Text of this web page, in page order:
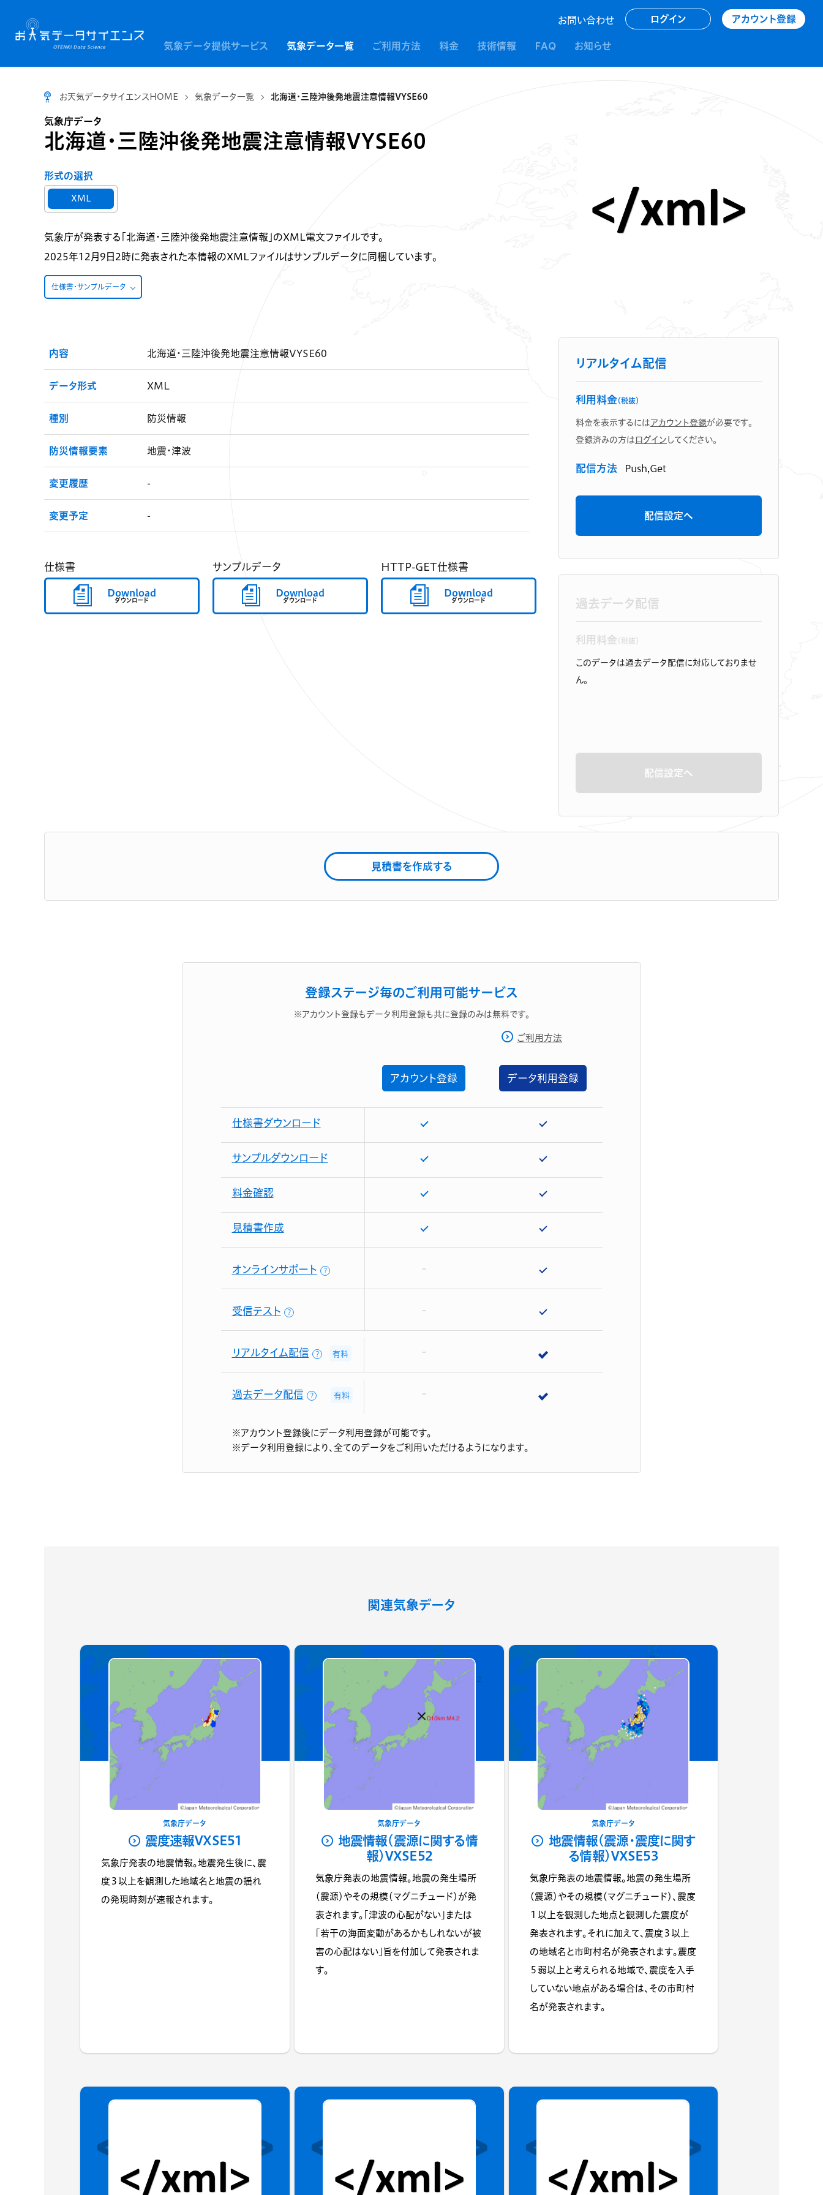
お問い合わせ ログイン アカウント登録
気象データ提供サービス 気象データ一覧 ご利用方法 料金 技術情報 FAQ お知らせ
お天気データサイエンスHOME 気象データ一覧 北海道・三陸沖後発地震注意情報VYSE60
気象庁データ
北海道・三陸沖後発地震注意情報VYSE60
形式の選択
XML
気象庁が発表する「北海道・三陸沖後発地震注意情報」のXML電文ファイルです。
2025年12月9日2時に発表された本情報のXMLファイルはサンプルデータに同梱しています。
仕様書・サンプルデータ
内容 北海道・三陸沖後発地震注意情報VYSE60
データ形式 XML
種別 防災情報
防災情報要素 地震・津波
変更履歴 -
変更予定 -
仕様書
Download
ダウンロード
サンプルデータ
Download
ダウンロード
HTTP-GET仕様書
Download
ダウンロード
リアルタイム配信
利用料金（税抜）
料金を表示するにはアカウント登録が必要です。
登録済みの方はログインしてください。
配信方法 Push,Get
配信設定へ
過去データ配信
利用料金 （税抜）
このデータは過去データ配信に対応しておりませ
ん。
配信設定へ
見積書を作成する
登録ステージ毎のご利用可能サービス
※アカウント登録もデータ利用登録も共に登録のみは無料です。
ご利用方法
アカウント登録 データ利用登録
仕様書ダウンロード
サンプルダウンロード
料金確認
見積書作成
オンラインサポート ？
受信テスト ？
リアルタイム配信 ？ 有料
過去データ配信 ？ 有料
※アカウント登録後にデータ利用登録が可能です。
※データ利用登録により、全てのデータをご利用いただけるようになります。
関連気象データ
気象庁データ
震度速報VXSE51
気象庁発表の地震情報。地震発生後に、震
度３以上を観測した地域名と地震の揺れ
の発現時刻が速報されます。
気象庁データ
地震情報(震源に関する情
報)VXSE52
気象庁発表の地震情報。地震の発生場所
（震源）やその規模（マグニチュード）が発
表されます。「津波の心配がない」または
「若干の海面変動があるかもしれないが被
害の心配はない」旨を付加して発表されま
す。
気象庁データ
地震情報(震源・震度に関す
る情報)VXSE53
気象庁発表の地震情報。地震の発生場所
（震源）やその規模（マグニチュード）、震度
１以上を観測した地点と観測した震度が
発表されます。それに加えて、震度３以上
の地域名と市町村名が発表されます。震度
５弱以上と考えられる地域で、震度を入手
していない地点がある場合は、その市町村
名が発表されます。